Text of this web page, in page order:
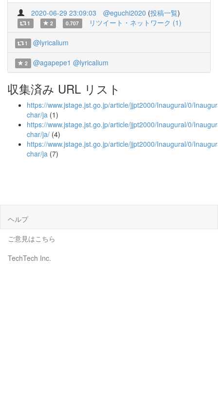
2020-06-29 23:09:03 @eguchi2020 (投稿一覧)
1 2 0.707 リツイート・ネットワーク (1)
1 @lyricalium
2 @agapepe1 @lyricalium
収集済み URL リスト
https://www.jstage.jst.go.jp/article/jjpt2000/Inaugural/0/
char/ja (1)
https://www.jstage.jst.go.jp/article/jjpt2000/Inaugural/0/
char/ja/ (4)
https://www.jstage.jst.go.jp/article/jjpt2000/Inaugural/0/
char/ja (7)
ヘルプ
ご意見はこちら
TechTech Inc.